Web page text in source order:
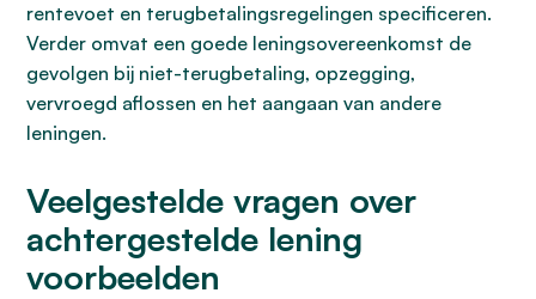
rentevoet en terugbetalingsregelingen specificeren.
Verder omvat een goede leningsovereenkomst de
gevolgen bij niet-terugbetaling, opzegging,
vervroegd aflossen en het aangaan van andere
leningen.
Veelgestelde vragen over
achtergestelde lening
voorbeelden